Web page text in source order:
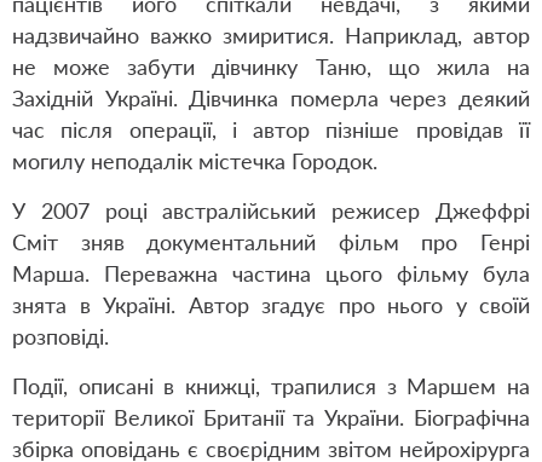
надзвичайно важко змиритися. Наприклад, автор
не може забути дівчинку Таню, що жила на
Західній Україні. Дівчинка померла через деякий
час після операції, і автор пізніше провідав її
могилу неподалік містечка Городок.
У 2007 році австралійський режисер Джеффрі
Сміт зняв документальний фільм про Генрі
Марша. Переважна частина цього фільму була
знята в Україні. Автор згадує про нього у своїй
розповіді.
Події, описані в книжці, трапилися з Маршем на
території Великої Британії та України. Біографічна
збірка оповідань є своєрідним звітом нейрохірурга